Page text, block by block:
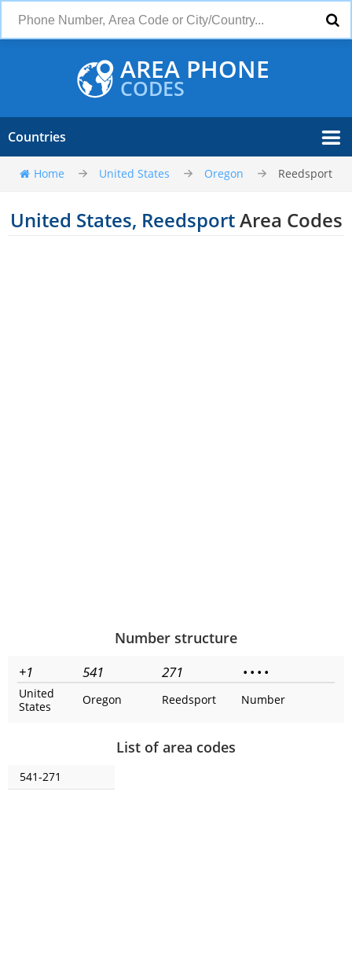
AREA PHONE
CODES
Countries
Home United States Oregon Reedsport
United States, ReedsportArea Codes
Number structure
+1 541 271 • • • •
United
States
Oregon Reedsport Number
List of area codes
541-271